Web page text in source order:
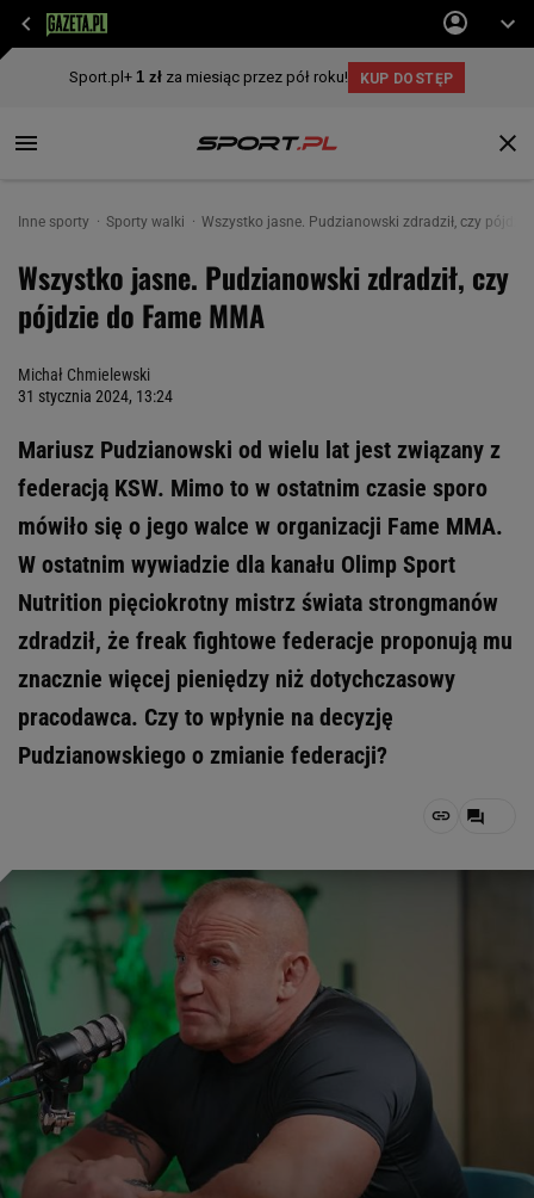
Inne sporty Sporty walki Wszystko jasne. Pudzianowski zdradził, czy
Wszystko jasne. Pudzianowski zdradził, czy
pójdzie do Fame MMA
Michał Chmielewski
31 stycznia 2024, 13:24
Mariusz Pudzianowski od wielu lat jest związany z
federacją KSW. Mimo to w ostatnim czasie sporo
mówiło się o jego walce w organizacji Fame MMA.
W ostatnim wywiadzie dla kanału Olimp Sport
Nutrition pięciokrotny mistrz świata strongmanów
zdradził, że freak fightowe federacje proponują mu
znacznie więcej pieniędzy niż dotychczasowy
pracodawca. Czy to wpłynie na decyzję
Pudzianowskiego o zmianie federacji?